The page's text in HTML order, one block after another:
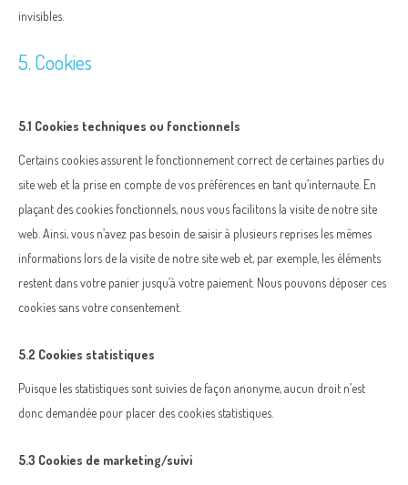
invisibles.
5. Cookies
5.1 Cookies techniques ou fonctionnels
Certains cookies assurent le fonctionnement correct de certaines parties du
site web et la prise en compte de vos préférences en tant qu’internaute. En
plaçant des cookies fonctionnels, nous vous facilitons la visite de notre site
web. Ainsi, vous n’avez pas besoin de saisir à plusieurs reprises les mêmes
informations lors de la visite de notre site web et, par exemple, les éléments
restent dans votre panier jusqu’à votre paiement. Nous pouvons déposer ces
cookies sans votre consentement.
5.2 Cookies statistiques
Puisque les statistiques sont suivies de façon anonyme, aucun droit n’est
donc demandée pour placer des cookies statistiques.
5.3 Cookies de marketing/suivi